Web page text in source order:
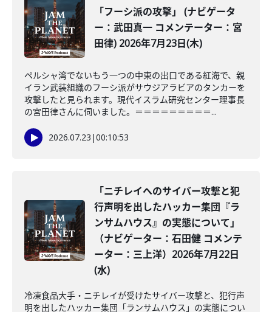
「フーシ派の攻撃」 (ナビゲータ
ー：武田真一 コメンテーター：宮
田律) 2026年7月23日(木)
ペルシャ湾でないもう一つの中東の出口である紅海で、親
イラン武装組織のフーシ派がサウジアラビアのタンカーを
攻撃したと見られます。現代イスラム研究センター理事長
の宮田律さんに伺いました。＝＝＝＝＝＝＝＝＝...
2026.07.23 |00:10:53
「ニチレイへのサイバー攻撃と犯
行声明を出したハッカー集団『ラ
ンサムハウス』の実態について」
（ナビゲーター：石田健 コメンテ
ーター：三上洋）2026年7月22日
(水)
冷凍食品大手・ニチレイが受けたサイバー攻撃と、犯行声
明を出したハッカー集団「ランサムハウス」の実態につい